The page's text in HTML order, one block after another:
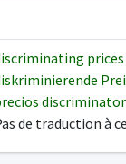
prices
de traduction à